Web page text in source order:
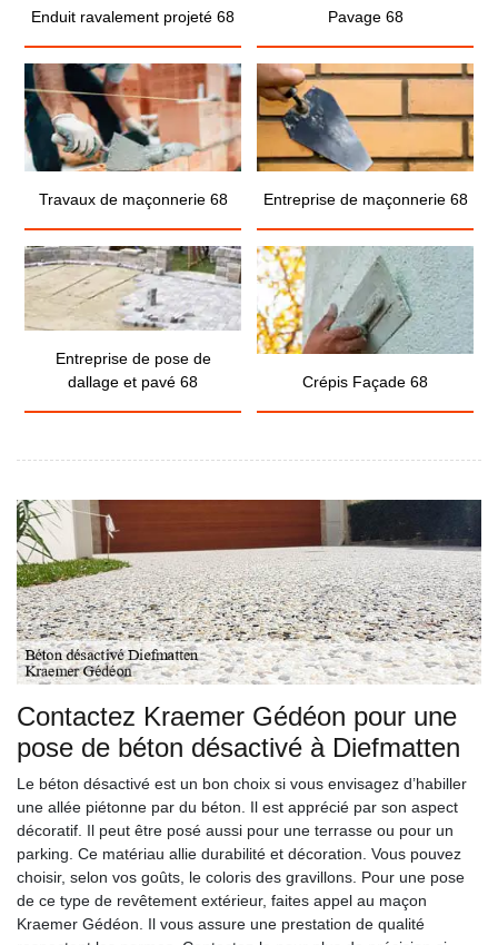
Enduit ravalement projeté 68 Pavage 68
Travaux de maçonnerie 68 Entreprise de maçonnerie 68
Entreprise de pose de
dallage et pavé 68
Crépis Façade 68
Contactez Kraemer Gédéon pour une
pose de béton désactivé à Diefmatten
Le béton désactivé est un bon choix si vous envisagez d’habiller
une allée piétonne par du béton. Il est apprécié par son aspect
décoratif. Il peut être posé aussi pour une terrasse ou pour un
parking. Ce matériau allie durabilité et décoration. Vous pouvez
choisir, selon vos goûts, le coloris des gravillons. Pour une pose
de ce type de revêtement extérieur, faites appel au maçon
Kraemer Gédéon. Il vous assure une prestation de qualité